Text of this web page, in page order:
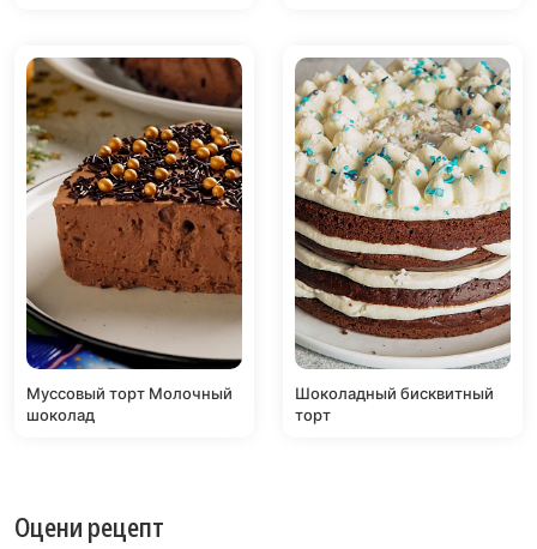
Муссовый торт Молочный
шоколад
Шоколадный бисквитный
торт
Оцени рецепт